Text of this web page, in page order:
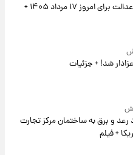
ارزش سهام عدالت برای امروز ۱۷ مرداد ۱۴۰۵ +
شد! + جزئیات
رعد و برق به ساختمان مرکز تجارت
+ فیلم